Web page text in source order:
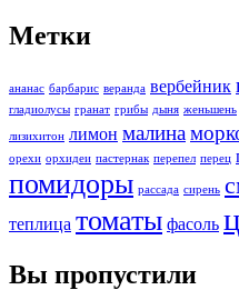
Метки
ананас барбарис веранда вербейник
гладиолусы гранат грибы дыня женьшень
лизихитон лимон малина
орехи орхидеи пастернак перепел перец
помидоры рассада сирень
теплица томаты фасоль
Вы пропустили